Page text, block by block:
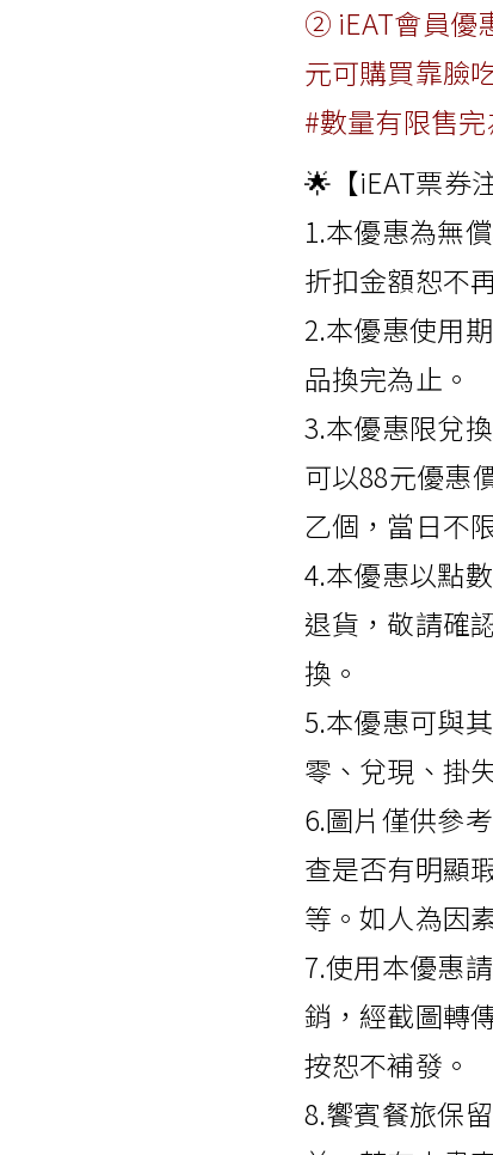
② iEAT會員優
元可購買靠臉
#數量有限售
🌟【iEAT票券
1.本優惠為無
折扣金額恕不
2.本優惠使用
品換完為止。
3.本優惠限兌
可以88元優惠
乙個，當日不
4.本優惠以點
退貨，敬請確
換。
5.本優惠可與
零、兌現、掛
6.圖片僅供參
查是否有明顯
等。如人為因
7.使用本優惠
銷，經截圖轉
按恕不補發。
8.饗賓餐旅保